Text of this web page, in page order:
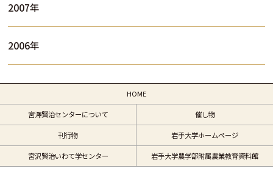
2007年
2006年
HOME
宮澤賢治センターについて 催し物
刊行物 岩手大学ホームページ
宮沢賢治いわて学センター 岩手大学農学部附属農業教育資料館